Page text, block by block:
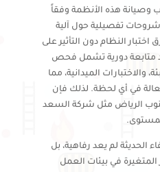
وصيانة هذه الأنظمة وفقاً
شروحات تفصيلية حول آلية
النظام دون التأثير على
متابعة دورية تشمل فحص
الميدانية، مما
في أي لحظة. لذلك فإن
الرياض مثل شركة السعد
الحديثة لم يعد رفاهية، بل
في بيئات العمل